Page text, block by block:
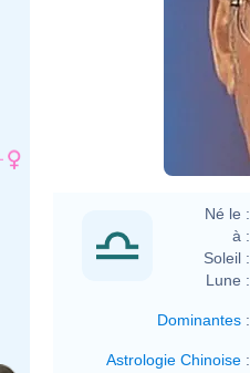
Né le :
à :
Soleil :
Lune :
Dominantes :
Astrologie Chinoise :